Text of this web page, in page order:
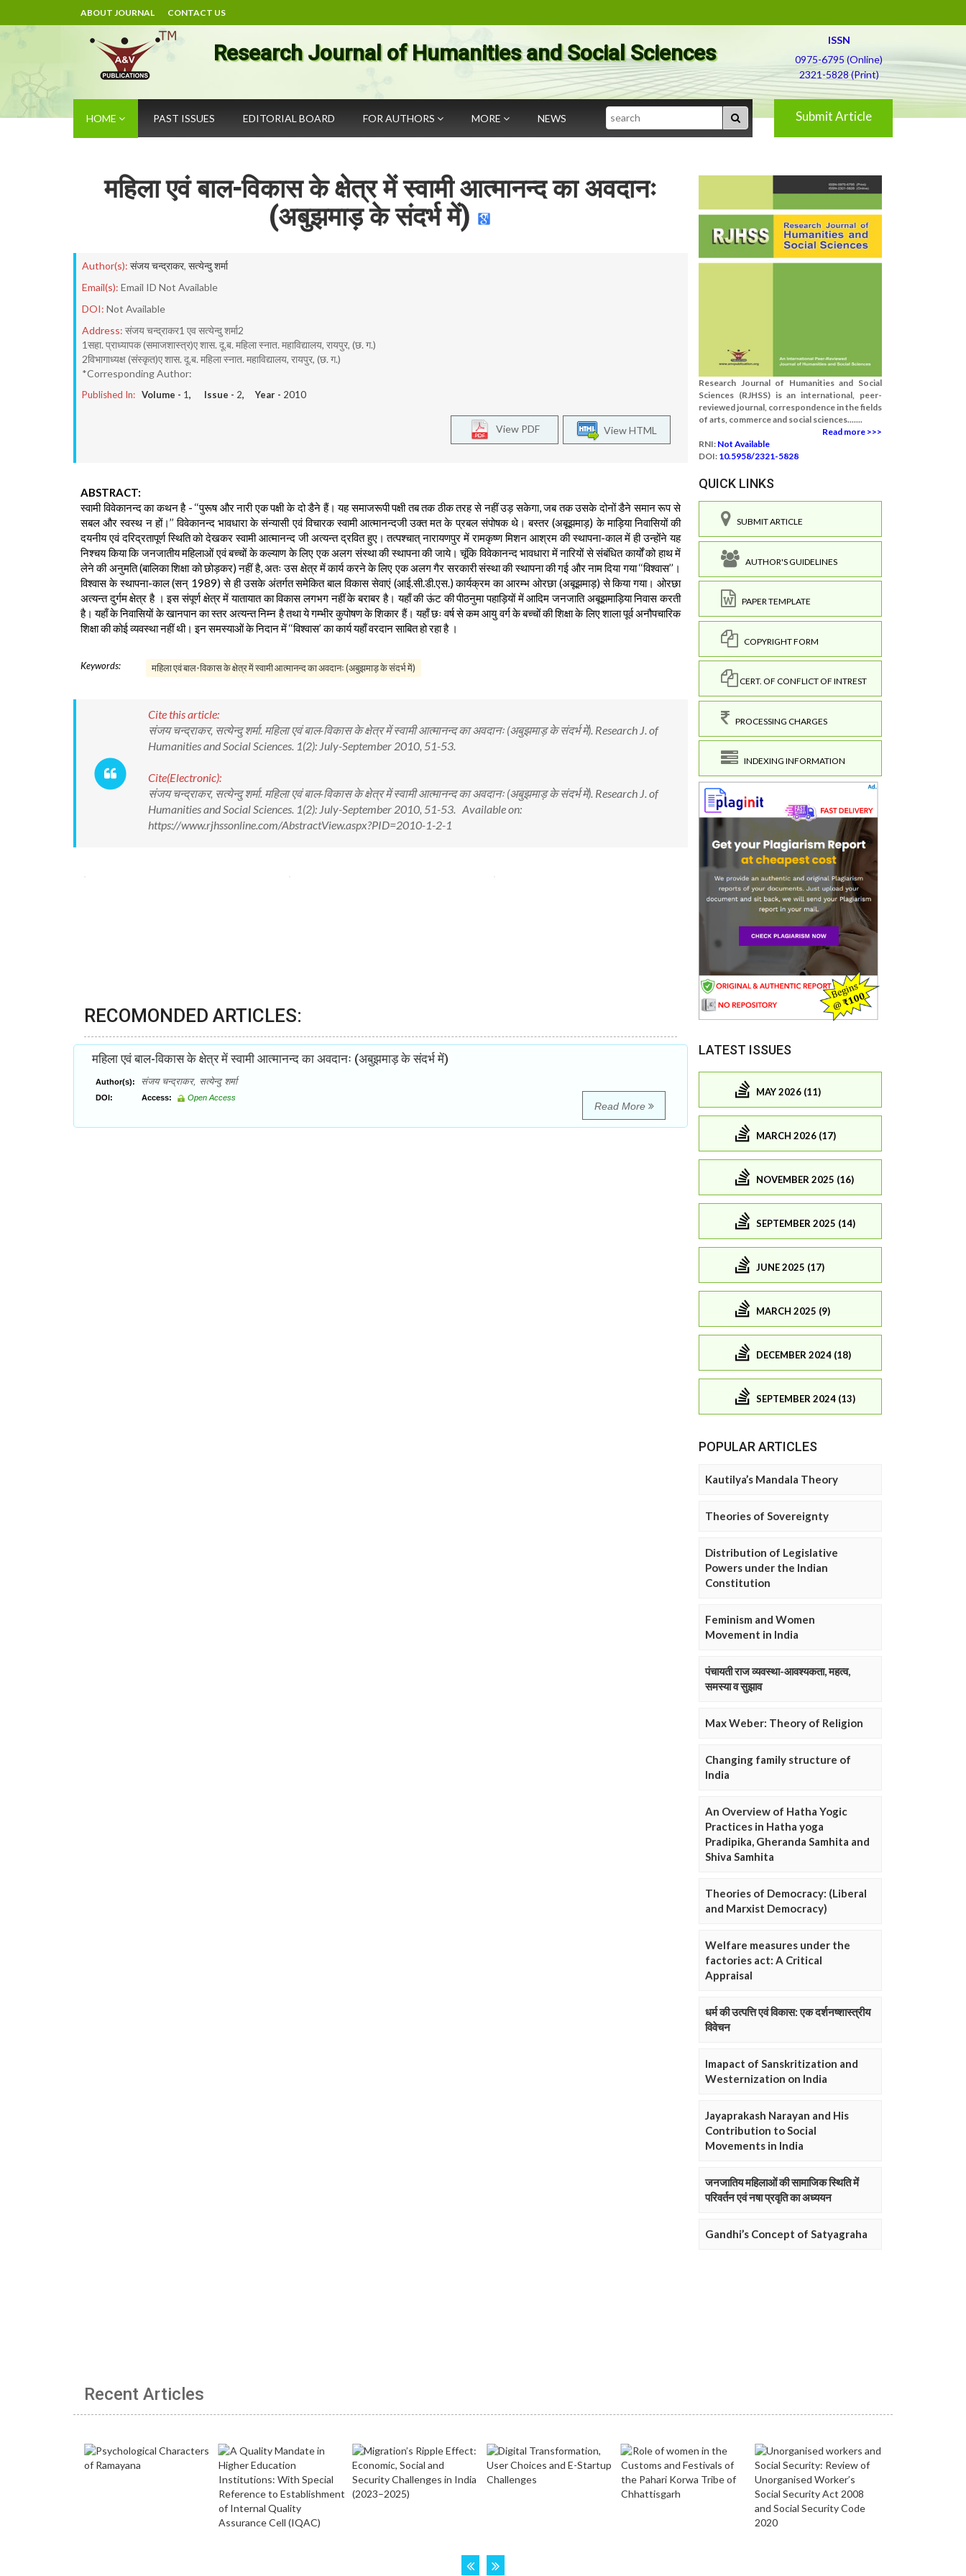
ABOUT JOURNAL CONTACT US
Research Journal of Humanities and Social Sciences
ISSN
0975-6795 (Online)
2321-5828 (Print)
HOME PAST ISSUES EDITORIAL BOARD FOR AUTHORS MORE NEWS Search Submit Article
महिला एवं बाल-विकास के क्षेत्र में स्वामी आत्मानन्द का अवदानः
(अबुझमाड़ के संदर्भ में)
Author(s): संजय चन्द्राकर, सत्येन्दु शर्मा
Email(s): Email ID Not Available
DOI: Not Available
Address: संजय चन्द्राकर1 एव सत्येन्दु शर्मा2
1सहा. प्राध्यापक (समाजशास्त्र)ए शास. दू.ब. महिला स्नात. महाविद्यालय, रायपुर, (छ. ग.)
2विभागाध्यक्ष (संस्कृत)ए शास. दू.ब. महिला स्नात. महाविद्यालय, रायपुर, (छ. ग.)
*Corresponding Author:
Published In: Volume - 1, Issue - 2, Year - 2010
View HTML
View PDF
ABSTRACT:
स्वामी विवेकानन्द का कथन है - ‘‘पुरूष और नारी एक पक्षी के दो डैने हैं। यह समाजरूपी पक्षी तब तक ठीक तरह से नहीं उड़ सकेगा, जब तक उसके दोनों डैने समान रूप से
सबल और स्वस्थ न हों।’’ विवेकानन्द भावधारा के संन्यासी एवं विचारक स्वामी आत्मानन्दजी उक्त मत के प्रबल संपोषक थे। बस्तर (अबूझमाड़) के माड़िया निवासियों की
दयनीय एवं दरिद्रतापूर्ण स्थिति को देखकर स्वामी आत्मानन्द जी अत्यन्त द्रवित हुए। तत्पश्चात् नारायणपुर में रामकृष्ण मिशन आश्रम की स्थापना-काल में ही उन्होंने यह
निश्चय किया कि जनजातीय महिलाओं एवं बच्चों के कल्याण के लिए एक अलग संस्था की स्थापना की जाये। चूंकि विवेकानन्द भावधारा में नारियों से संबंधित कार्यों को हाथ में
लेने की अनुमति (बालिका शिक्षा को छोड़कर) नहीं है, अतः उस क्षेत्र में कार्य करने के लिए एक अलग गैर सरकारी संस्था की स्थापना की गई और नाम दिया गया ‘‘विश्वास’’।
विश्वास के स्थापना-काल (सन् 1989) से ही उसके अंतर्गत समेकित बाल विकास सेवाएं (आई.सी.डी.एस.) कार्यक्रम का आरम्भ ओरछा (अबूझमाड़) से किया गया। ओरछा
अत्यन्त दुर्गम क्षेत्र है । इस संपूर्ण क्षेत्र में यातायात का विकास लगभग नहीं के बराबर है। यहाँ की ऊंट की पीठनुमा पहाड़ियों में आदिम जनजाति अबूझमाड़िया निवास करती
है। यहाँ के निवासियों के खानपान का स्तर अत्यन्त निम्न है तथा ये गम्भीर कुपोषण के शिकार हैं। यहाँ छः वर्ष से कम आयु वर्ग के बच्चों की शिक्षा के लिए शाला पूर्व अनौपचारिक
शिक्षा की कोई व्यवस्था नहीं थी। इन समस्याओं के निदान में ‘‘विश्वास’ का कार्य यहाँ वरदान साबित हो रहा है ।
Keywords: महिला एवं बाल-विकास के क्षेत्र में स्वामी आत्मानन्द का अवदानः (अबुझमाड़ के संदर्भ में)
Cite this article:
संजय चन्द्राकर, सत्येन्दु शर्मा. महिला एवं बाल-विकास के क्षेत्र में स्वामी आत्मानन्द का अवदानः (अबुझमाड़ के संदर्भ में). Research J. of
Humanities and Social Sciences. 1(2): July-September 2010, 51-53.
Cite(Electronic):
संजय चन्द्राकर, सत्येन्दु शर्मा. महिला एवं बाल-विकास के क्षेत्र में स्वामी आत्मानन्द का अवदानः (अबुझमाड़ के संदर्भ में). Research J. of
Humanities and Social Sciences. 1(2): July-September 2010, 51-53. Available on:
https://www.rjhssonline.com/AbstractView.aspx?PID=2010-1-2-1
RECOMONDED ARTICLES:
महिला एवं बाल-विकास के क्षेत्र में स्वामी आत्मानन्द का अवदानः (अबुझमाड़ के संदर्भ में)
Author(s): संजय चन्द्राकर, सत्येन्दु शर्मा
DOI: Access: Open Access
Read More
Research Journal of Humanities and Social
Sciences (RJHSS) is an international, peer-
reviewed journal, correspondence in the fields
of arts, commerce and social sciences.......
Read more >>>
RNI: Not Available
DOI: 10.5958/2321-5828
QUICK LINKS
SUBMIT ARTICLE
AUTHOR'S GUIDELINES
PAPER TEMPLATE
COPYRIGHT FORM
CERT. OF CONFLICT OF INTREST
PROCESSING CHARGES
INDEXING INFORMATION
LATEST ISSUES
MAY 2026 (11)
MARCH 2026 (17)
NOVEMBER 2025 (16)
SEPTEMBER 2025 (14)
JUNE 2025 (17)
MARCH 2025 (9)
DECEMBER 2024 (18)
SEPTEMBER 2024 (13)
POPULAR ARTICLES
Kautilya’s Mandala Theory
Theories of Sovereignty
Distribution of Legislative
Powers under the Indian
Constitution
Feminism and Women
Movement in India
पंचायती राज व्यवस्था-आवश्यकता, महत्व,
समस्या व सुझाव
Max Weber: Theory of Religion
Changing family structure of
India
An Overview of Hatha Yogic
Practices in Hatha yoga
Pradipika, Gheranda Samhita and
Shiva Samhita
Theories of Democracy: (Liberal
and Marxist Democracy)
Welfare measures under the
factories act: A Critical
Appraisal
धर्म की उत्पत्ति एवं विकास: एक दर्शनष्शास्त्रीय
विवेचन
Imapact of Sanskritization and
Westernization on India
Jayaprakash Narayan and His
Contribution to Social
Movements in India
जनजातिय महिलाओं की सामाजिक स्थिति में
परिवर्तन एवं नषा प्रवृति का अध्ययन
Gandhi’s Concept of Satyagraha
Recent Articles